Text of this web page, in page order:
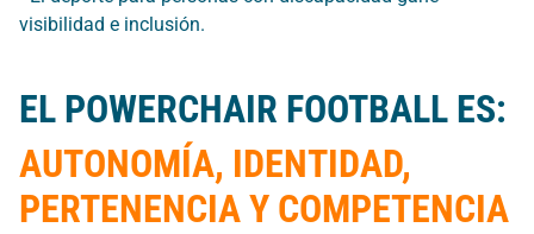
visibilidad e inclusión.
EL POWERCHAIR FOOTBALL ES:
AUTONOMÍA, IDENTIDAD,
PERTENENCIA Y COMPETENCIA